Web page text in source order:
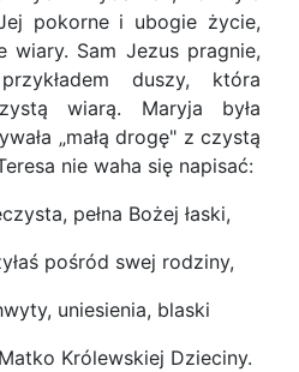
pokorne i ubogie życie,
wiary. Sam Jezus pragnie,
duszy, która
wiarą. Maryja była
„małą drogę" z czystą
nie waha się napisać:
pełna Bożej łaski,
pośród swej rodziny,
uniesienia, blaski
Królewskiej Dzieciny.